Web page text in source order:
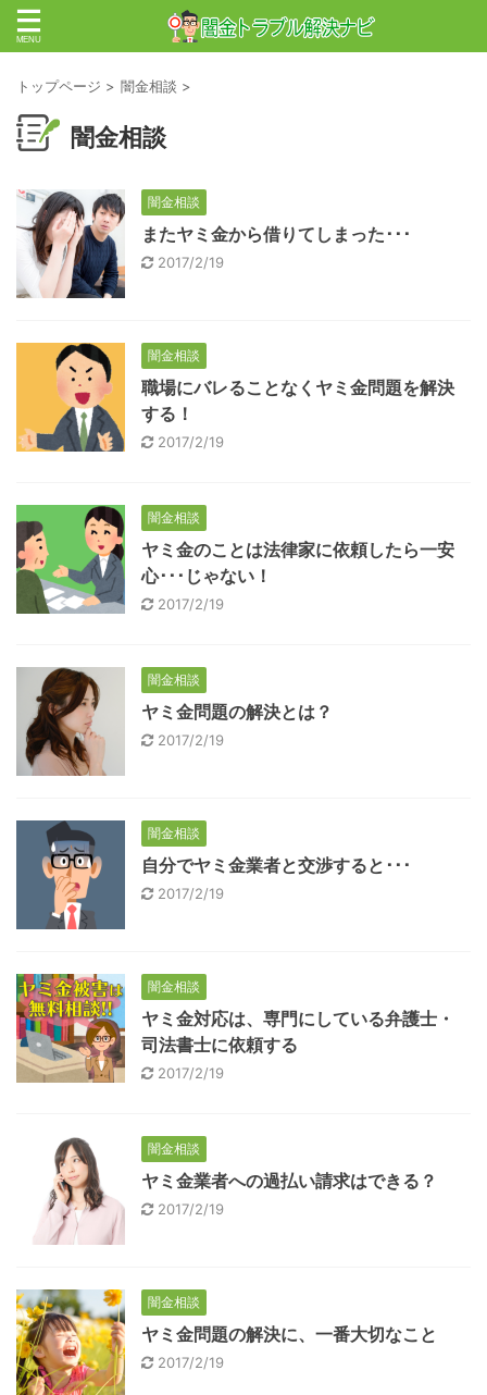
トップページ > 闇金相談 >
闇金相談
闇金相談
またヤミ金から借りてしまった･･･
2017/2/19
闇金相談
職場にバレることなくヤミ金問題を解決
する！
2017/2/19
闇金相談
ヤミ金のことは法律家に依頼したら一安
心･･･じゃない！
2017/2/19
闇金相談
ヤミ金問題の解決とは？
2017/2/19
闇金相談
自分でヤミ金業者と交渉すると･･･
2017/2/19
闇金相談
ヤミ金対応は、専門にしている弁護士・
司法書士に依頼する
2017/2/19
闇金相談
ヤミ金業者への過払い請求はできる？
2017/2/19
闇金相談
ヤミ金問題の解決に、一番大切なこと
2017/2/19